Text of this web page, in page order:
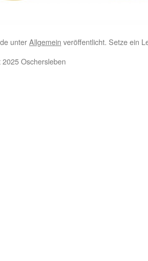
unterAllgemein veröffentlicht. Setze ein
Oschersleben